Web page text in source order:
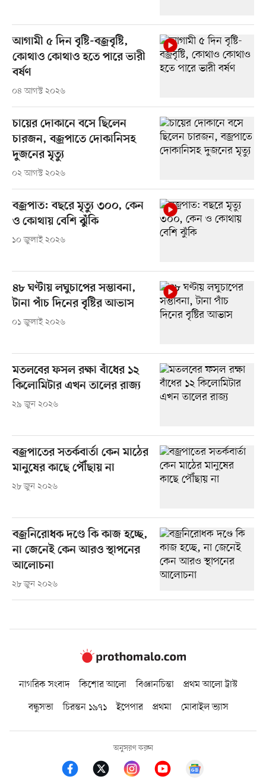
আগামী ৫ দিন বৃষ্টি-বজ্রবৃষ্টি,
কোথাও কোথাও হতে পারে ভারী
বর্ষণ
০৪ আগস্ট ২০২৬
চায়ের দোকানে বসে ছিলেন
চারজন, বজ্রপাতে দোকানিসহ
দুজনের মৃত্যু
০২ আগস্ট ২০২৬
বজ্রপাত: বছরে মৃত্যু ৩০০, কেন
ও কোথায় বেশি ঝুঁকি
১০ জুলাই ২০২৬
৪৮ ঘণ্টায় লঘুচাপের সম্ভাবনা,
টানা পাঁচ দিনের বৃষ্টির আভাস
০১ জুলাই ২০২৬
মতলবের ফসল রক্ষা বাঁধের ১২
কিলোমিটার এখন তালের রাজ্য
২৯ জুন ২০২৬
বজ্রপাতের সতর্কবার্তা কেন মাঠের
মানুষের কাছে পৌঁছায় না
২৮ জুন ২০২৬
বজ্রনিরোধক দণ্ডে কি কাজ হচ্ছে,
না জেনেই কেন আরও স্থাপনের
আলোচনা
২৮ জুন ২০২৬
নাগরিক সংবাদ কিশোর আলো বিজ্ঞানচিন্তা
প্রথম আলো ট্রাস্ট
বন্ধুসভা
চিরন্তন ১৯৭১ ইপেপার প্রথমা মোবাইল ভ্যাস
অনুসরণ করুন